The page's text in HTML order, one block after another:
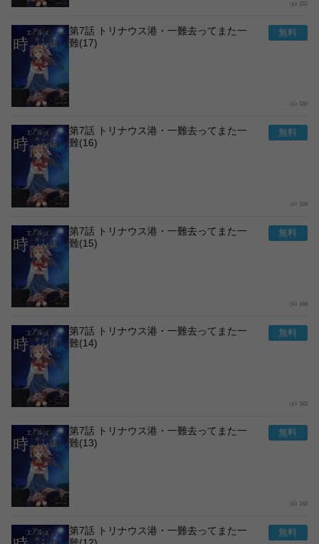
251
第7話 トリナウス港・一難去ってまた一
難(17)
160
第7話 トリナウス港・一難去ってまた一
難(16)
168
第7話 トリナウス港・一難去ってまた一
難(15)
166
第7話 トリナウス港・一難去ってまた一
難(14)
162
第7話 トリナウス港・一難去ってまた一
難(13)
192
第7話 トリナウス港・一難去ってまた一